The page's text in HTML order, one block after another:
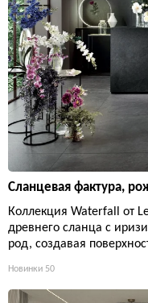
Сланцевая фактура,
Коллекция Waterfall от
древнего сланца с
род, создавая
Новинки 50